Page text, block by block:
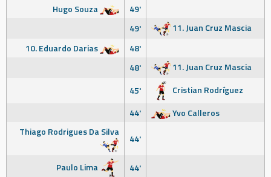
Hugo Souza
49'
49'
11. Juan Cruz Mascia
10. Eduardo Darias
48'
48'
11. Juan Cruz Mascia
45'
Cristian Rodríguez
44'
Yvo Calleros
Thiago Rodrigues Da Silva
44'
Paulo Lima
44'